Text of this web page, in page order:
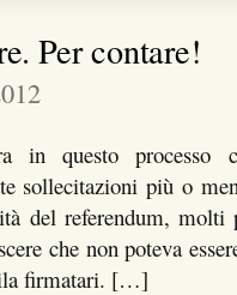
Per contare!
in questo processo
sollecitazioni più o
del referendum, molti
che non poteva
firmatari. […]